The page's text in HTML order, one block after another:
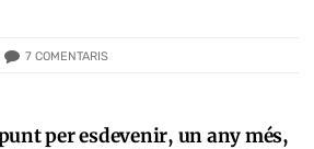
7 COMENTARIS
per esdevenir, un any més,